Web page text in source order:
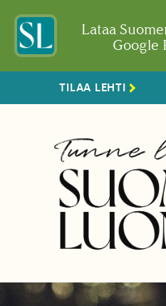
Lataa
Google
TILAA LEHTI